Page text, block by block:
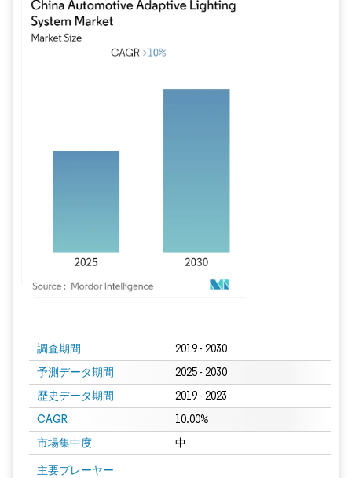
調査期間 2019 - 2030
予測データ期間 2025 - 2030
歴史データ期間 2019 - 2023
CAGR 10.00%
市場集中度 中
主要プレーヤー